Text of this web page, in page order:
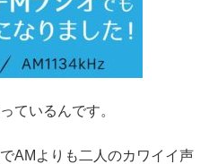
ているんです。
AMよりも二人のカワイイ声